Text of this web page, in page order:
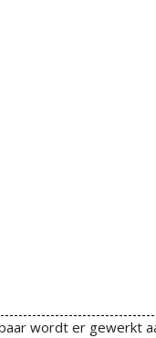
wordt er gewerkt